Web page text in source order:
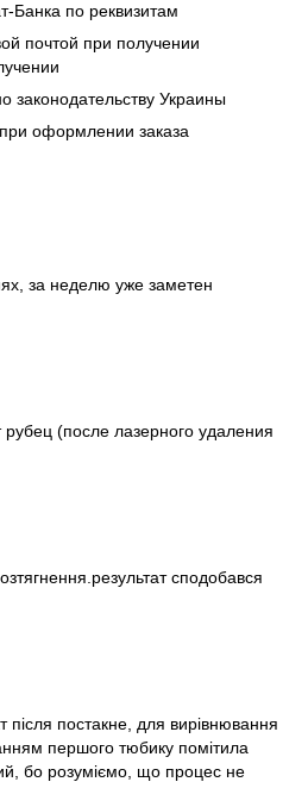
Банка по реквизитам
почтой при получении
законодательству Украины
оформлении заказа
за неделю уже заметен
(после лазерного удаления
сподобався
після постакне, для вирівнювання
першого тюбику помітила
бо розуміємо, що процес не